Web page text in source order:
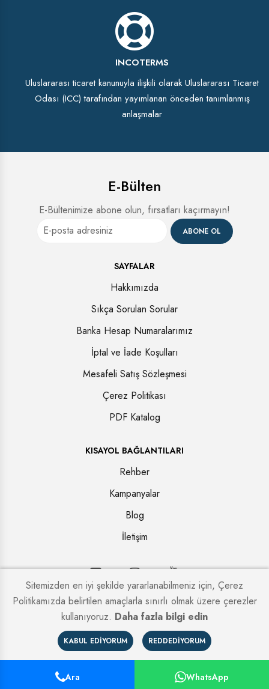
INCOTERMS
Uluslararası ticaret kanunuyla ilişkili olarak Uluslararası Ticaret
Odası (ICC) tarafından yayımlanan önceden tanımlanmış
anlaşmalar
E-Bülten
E-Bültenimize abone olun, fırsatları kaçırmayın!
ABONE OL
SAYFALAR
Hakkımızda
Sıkça Sorulan Sorular
Banka Hesap Numaralarımız
İptal ve İade Koşulları
Mesafeli Satış Sözleşmesi
Çerez Politikası
PDF Katalog
KISAYOL BAĞLANTILARI
Rehber
Kampanyalar
Blog
İletişim
Copyright © 2026. Tüm hakları saklıdır.Kapi Firmaları
Sitemizden en iyi şekilde yararlanabilmeniz için, Çerez
Politikamızda belirtilen amaçlarla sınırlı olmak üzere çerezler
kullanıyoruz. Daha fazla bilgi edin
KABUL EDIYORUM REDDEDIYORUM
Ara WhatsApp